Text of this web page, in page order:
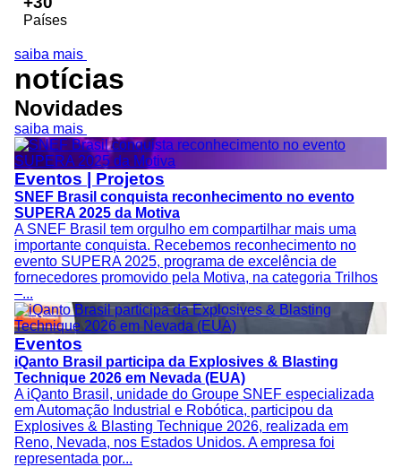
Países
saiba mais
notícias
Novidades
saiba mais
Eventos | Projetos
SNEF Brasil conquista reconhecimento no evento
SUPERA 2025 da Motiva
A SNEF Brasil tem orgulho em compartilhar mais uma
importante conquista. Recebemos reconhecimento no
evento SUPERA 2025, programa de excelência de
fornecedores promovido pela Motiva, na categoria Trilhos
–...
Eventos
iQanto Brasil participa da Explosives & Blasting
Technique 2026 em Nevada (EUA)
A iQanto Brasil, unidade do Groupe SNEF especializada
em Automação Industrial e Robótica, participou da
Explosives & Blasting Technique 2026, realizada em
Reno, Nevada, nos Estados Unidos. A empresa foi
representada por...